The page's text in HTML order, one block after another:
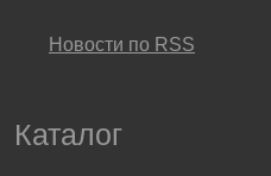
Новости по RSS
Каталог